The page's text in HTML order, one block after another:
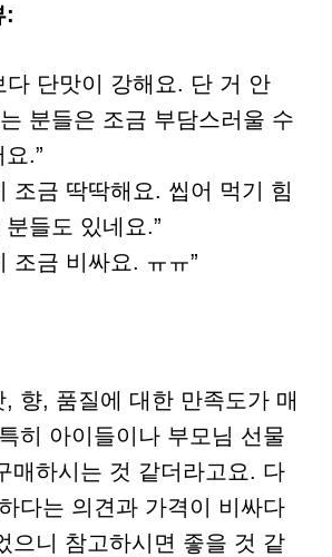
:
다 단맛이 강해요. 단 거 안
분들은 조금 부담스러울 수
.”
조금 딱딱해요. 씹어 먹기 힘
분들도 있네요.”
조금 비싸요. ㅠㅠ”
향, 품질에 대한 만족도가 매
히 아이들이나 부모님 선물
매하시는 것 같더라고요. 다
다는 의견과 가격이 비싸다
으니 참고하시면 좋을 것 같